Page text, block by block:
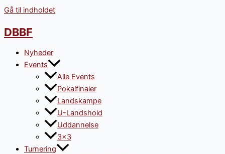
Gå til indholdet
DBBF
Nyheder
Events
Alle Events
Pokalfinaler
Landskampe
U-Landshold
Uddannelse
3×3
Turnering